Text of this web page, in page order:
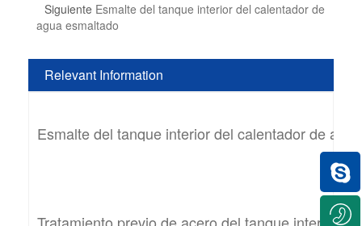
Siguiente Esmalte del tanque interior del calentador de
agua esmaltado
Relevant Information
Esmalte del tanque interior del calentador de